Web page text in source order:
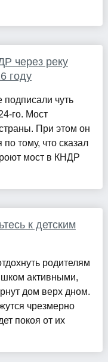
через реку
году
подписали чуть
го. Мост
При этом он
тому, что сказал
мост в КНДР
к детским
родителям
активными,
дом верх дном.
чрезмерно
покоя от их